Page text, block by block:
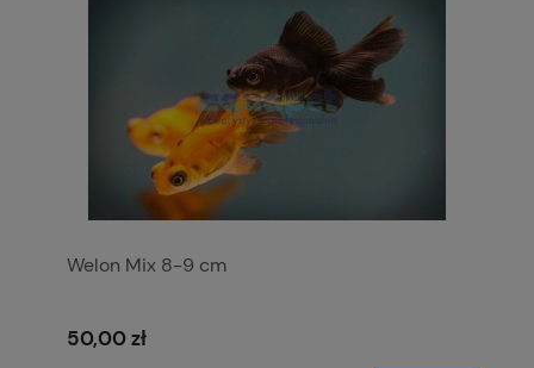
Welon Mix 8-9 cm
50,00 zł